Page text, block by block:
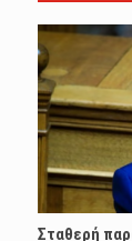
Σταθερή